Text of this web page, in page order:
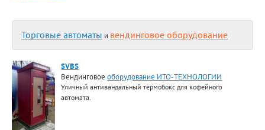
Торговые автоматы и вендинговое оборудование
SVBS
Вендинговоеоборудование ИТО-ТЕХНОЛОГИИ
Уличный антивандальный термобокс для кофейного
автомата.